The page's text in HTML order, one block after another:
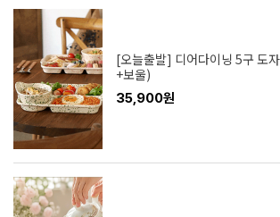
[오늘출발] 디어다이닝 5구 도
+보울)
35,900원